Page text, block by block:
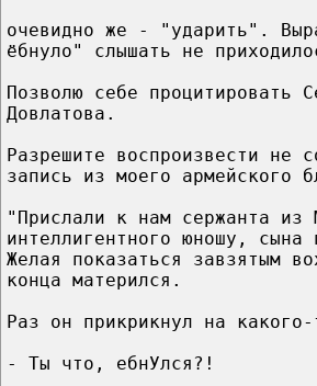
очевидно же - "ударить".
ёбнуло" слышать не
Позволю себе процитировать
Довлатова.
Разрешите воспроизвести не
запись из моего армейского
"Прислали к нам сержанта из
интеллигентного юношу, сына
Желая показаться завзятым
конца матерился.
Раз он прикрикнул на
- Ты что, ебнУлся?!